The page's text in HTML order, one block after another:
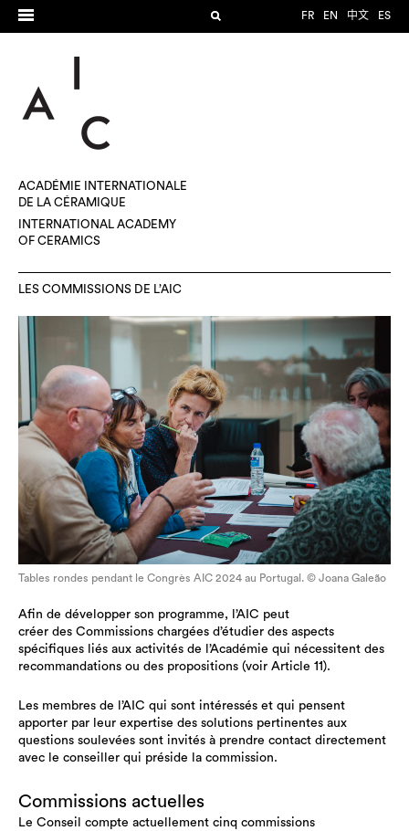
FR EN 中文 ES
ACADÉMIE INTERNATIONALE
DE LA CÉRAMIQUE
INTERNATIONAL ACADEMY
OF CERAMICS
LES COMMISSIONS DE L’AIC
Tables rondes pendant le Congrès AIC 2024 au Portugal. © Joana Galeão
Afin de développer son programme, l’AIC peut
créer des Commissions chargées d’étudier des aspects
spécifiques liés aux activités de l’Académie qui nécessitent des
recommandations ou des propositions (voir Article 11).
Les membres de l’AIC qui sont intéressés et qui pensent
apporter par leur expertise des solutions pertinentes aux
questions soulevées sont invités à prendre contact directement
avec le conseiller qui préside la commission.
Commissions actuelles
Le Conseil compte actuellement cinq commissions